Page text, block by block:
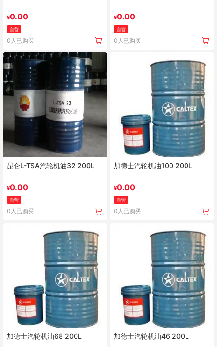
¥0.00
自营
0人已购买
¥0.00
自营
0人已购买
昆仑L-TSA汽轮机油32 200L
¥0.00
自营
0人已购买
加德士汽轮机油100 200L
¥0.00
自营
0人已购买
加德士汽轮机油68 200L 加德士汽轮机油46 200L